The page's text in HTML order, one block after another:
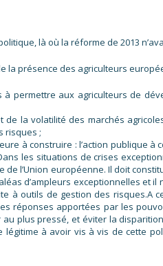
là où la réforme de 2013
la présence des agriculteurs
permettre aux agriculteurs de
la volatilité des marchés
risques ;
à construire : l’action publique
les situations de crises
l’Union européenne. Il doit
d’ampleurs exceptionnelles et il
outils de gestion des risques.A
réponses apportées par les
pressé, et éviter la
légitime à avoir vis à vis de cette